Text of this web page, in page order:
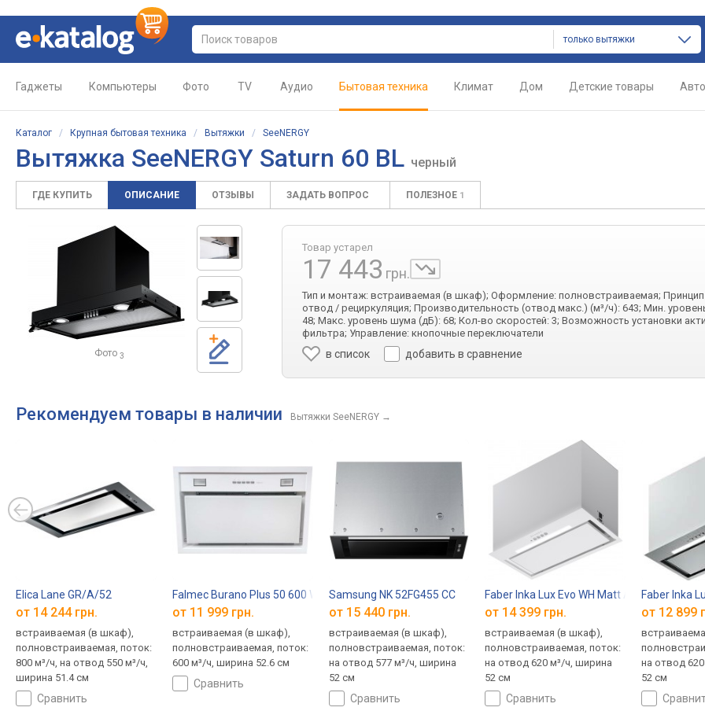
только вытяжки
Гаджеты Компьютеры Фото TV Аудио Бытовая техника Климат Дом Детские товары Авто
Каталог / Крупная бытовая техника / Вытяжки / SeeNERGY
Вытяжка SeeNERGY Saturn 60 BL черный
ГДЕ КУПИТЬ ОПИСАНИЕ ОТЗЫВЫ ЗАДАТЬ ВОПРОС ПОЛЕЗНОЕ 1
Фото 3
Товар устарел
17 443 грн.
Тип и монтаж: встраиваемая (в шкаф); Оформление: полновстраиваемая;
отвод / рециркуляция; Производительность (отвод макс.) (м³/ч): 643; Мин.
48; Макс. уровень шума (дБ): 68; Кол-во скоростей: 3; Возможность установки
фильтра; Управление: кнопочные переключатели
в список добавить в сравнение
Рекомендуем товары в наличии Вытяжки SeeNERGY →
Elica Lane GR/A/52
от 14 244 грн.
встраиваемая (в шкаф),
полновстраиваемая, поток:
800 м³/ч, на отвод 550 м³/ч,
ширина 51.4 см
сравнить
Falmec Burano Plus 50 600 WH
от 11 999 грн.
встраиваемая (в шкаф),
полновстраиваемая, поток:
600 м³/ч, ширина 52.6 см
сравнить
Samsung NK 52FG455 CC
от 15 440 грн.
встраиваемая (в шкаф),
полновстраиваемая, поток:
на отвод 577 м³/ч, ширина
52 см
сравнить
Faber Inka Lux Evo WH Matt A52
от 14 399 грн.
встраиваемая (в шкаф),
полновстраиваемая, поток:
на отвод 620 м³/ч, ширина
52 см
сравнить
Faber Inka
от 12 899
на отвод
52 см